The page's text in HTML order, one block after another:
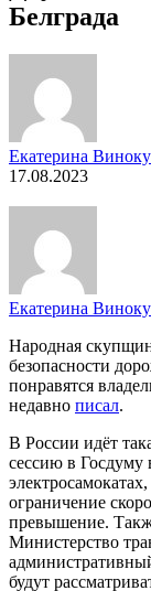
Белграда
Екатерина
17.08.2023
Екатерина
Народная
безопасности
понравятся
недавно писал.
В России идёт
сессию в Госдуму
ограничение
превышение.
Министерство
будут